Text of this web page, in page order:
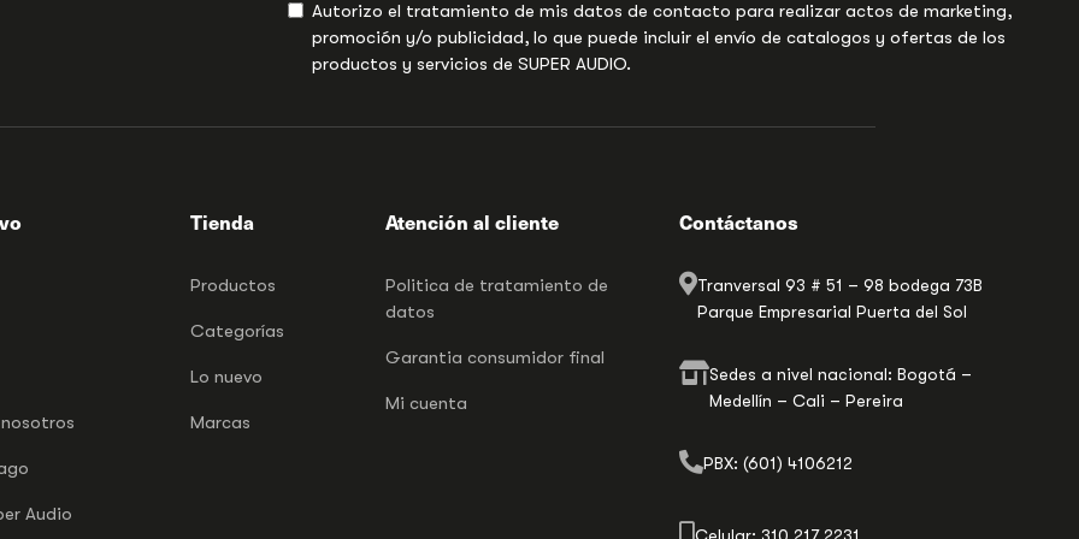
Autorizo el tratamiento de mis datos de contacto para realizar actos de marketing,
promoción y/o publicidad, lo que puede incluir el envío de catalogos y ofertas de los
productos y servicios de SUPER AUDIO.
Audio
Tienda
Productos
Categorías
Lo nuevo
Marcas
Atención al cliente
Politica de tratamiento de
datos
Garantia consumidor final
Mi cuenta
Contáctanos
Tranversal 93 # 51 – 98 bodega 73B
Parque Empresarial Puerta del Sol
Sedes a nivel nacional: Bogotá –
Medellín – Cali – Pereira
PBX: (601) 4106212
Celular: 310 217 2231